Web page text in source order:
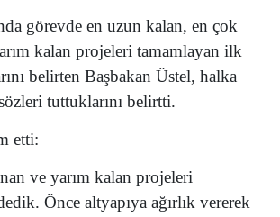
görevde en uzun kalan, en çok
kalan projeleri tamamlayan ilk
belirten Başbakan Üstel, halka
tuttuklarını belirtti.
etti:
ve yarım kalan projeleri
Önce altyapıya ağırlık vererek